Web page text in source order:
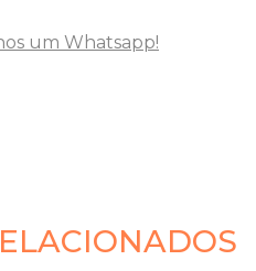
um Whatsapp!